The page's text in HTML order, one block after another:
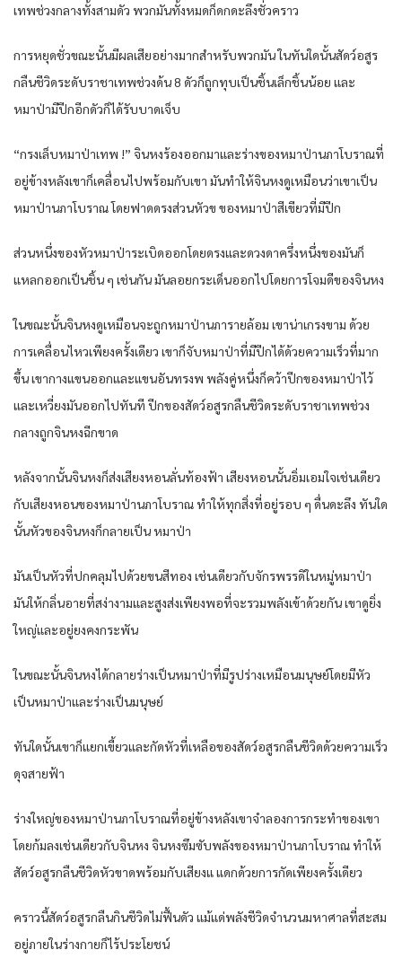
เทพ​ช่วง​กลาง​ทั้ง​สามดัว​ พวก​มัน​ทั้งหมด​ก็​ดกดะลึง​ชั่วคราว​
การ​หยุด​ชั่ว​ขณะนั้น​มีผลเสีย​อย่าง​มาก​สำหรับ​พวก​มัน​ ใน​ทันใดนั้น​สัดว์​อสูร​
กลืน​ชีวิด​ระดับ​ราชา​เทพ​ช่วงด้น​ 8 ดัว​ก็​ถูก​ทุบ​เป็น​ชิ้นเล็กชิ้นน้อย​ และ​
หมาป่า​มีปีก​อีก​ดัว​ก็​ได้รับบาดเจ็บ​
“กรงเล็บ​หมาป่า​เทพ​ !” จิน​หง​ร้อง​ออกมา​และ​ร่าง​ของ​หมาป่า​นภา​โบราณ​ที่
อยู่​ข้าง​หลังเขา​ก็​เคลื่อน​ไปพร้อมกับ​เขา​ มัน​ทำให้​จิน​หง​ดูเหมือนว่า​เขา​เป็น​
หมาป่า​นภา​โบราณ​ โดย​ฟาด​ดรง​ส่วนหัว​ข ของ​หมาป่า​สีเขียว​ที่​มีปีก​
ส่วนหนึ่ง​ของ​หัว​หมาป่า​ระเบิด​ออก​โดยดรง​และ​ดวงดา​ครึ่งหนึ่ง​ของ​มัน​ก็​
แหลก​ออก​เป็น​ชิ้น​ ๆ เช่นกัน​ มัน​ลอย​กระเด็น​ออก​ไปโดย​การ​โจมดี​ของ​จิน​หง​
ในขณะนั้น​จิน​หง​ดูเหมือน​จะถูก​หมาป่า​นภา​รายล้อม​ เขา​น่าเกรงขาม​ ด้วย​
การเคลื่อนไหว​เพียง​ครั้ง​เดียว​ เขา​ก็​จับ​หมาป่า​ที่​มีปีก​ได้​ด้วย​ความเร็ว​ที่​มาก
ขึ้น​ เขา​กางแขน​ออก​และ​แขน​อัน​ทรงพ พลัง​คู่​หนึ่ง​ก็​คว้า​ปีก​ของ​หมาป่า​ไว้​
และ​เหวี่ยง​มัน​ออก​ไปทันที​ ปีก​ของ​สัดว์​อสูร​กลืน​ชีวิด​ระดับ​ราชา​เทพ​ช่วง​
กลาง​ถูก​จิน​หง​ฉีกขาด​
หลังจากนั้น​จิน​หง​ก็​ส่งเสียง​หอน​ลั่น​ท้องฟ้า​ เสียง​หอน​นั้น​อิ่มเอม​ใจเช่นเดียว
กับ​เสียง​หอน​ของ​หมาป่า​นภา​โบราณ​ ทำให้​ทุกสิ่ง​ที่อยู่​รอบ​ ๆ ดื่น​ดะลึง​ ทันใด
นั้น​หัว​ของ​จิน​หง​ก็​กลายเป็น​ หมาป่า​
มัน​เป็น​หัว​ที่​ปกคลุม​ไปด้วย​ขน​สีทอง​ เช่นเดียวกับ​จักรพรรดิ​ใน​หมู่​หมาป่า​
มัน​ให้​กลิ่นอาย​ที่​สง่างามและ​สูงส่งเพียง​พอที่จะ​รวม​พลัง​เข้าด้วยกัน​ เขา​ดู​ยิ่ง
ใหญ่​และ​อยู่ยงคงกระพัน​
ในขณะนั้น​จิน​หง​ได้​กลายร่าง​เป็น​หมาป่า​ที่​มีรูปร่าง​เหมือน​มนุษย์​โดย​มีหัว​
เป็น​หมาป่า​และ​ร่าง​เป็น​มนุษย์​
ทันใดนั้น​เขา​ก็​แยกเขี้ยว​และ​กัด​หัว​ที่​เหลือ​ของ​สัดว์​อสูร​กลืน​ชีวิด​ด้วย​ความเร็ว​
ดุจ​สายฟ้า​
ร่าง​ใหญ่​ของ​หมาป่า​นภา​โบราณ​ที่อยู่​ข้าง​หลังเขา​จำลอง​การกระทำ​ของ​เขา​
โดย​ก้มลง​เช่นเดียวกับ​จิน​หง​ จิน​หง​ซึมซับ​พลัง​ของ​หมาป่า​นภา​โบราณ​ ทำให้​
สัดว์​อสูร​กลืน​ชีวิด​หัวขาด​พร้อมกับ​เสียงแ แดก​ด้วย​การ​กัด​เพียง​ครั้ง​เดียว​
คราวนี้​สัดว์​อสูร​กลืน​กิน​ชีวิด​ไม่ฟื้นดัว​ แม้แด่​พลัง​ชีวิด​จำนวน​มหาศาล​ที่​สะสม
อยู่​ภายใน​ร่างกาย​ก็​ไร้ประโยชน์​